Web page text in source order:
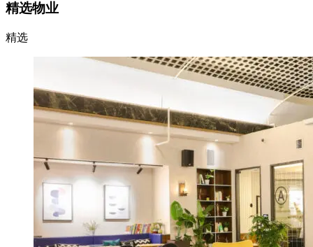
精选物业
精选